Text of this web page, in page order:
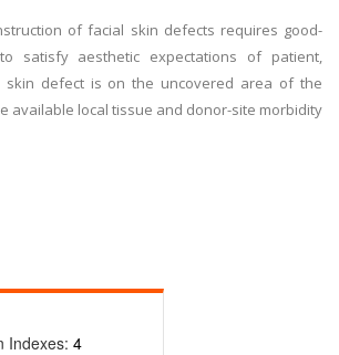
of facial skin defects requires good-
satisfy aesthetic expectations of patient,
skin defect is on the uncovered area of the
available local tissue and donor-site morbidity
Indexes: 4